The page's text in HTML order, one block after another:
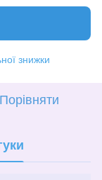
знижки
Порівняти